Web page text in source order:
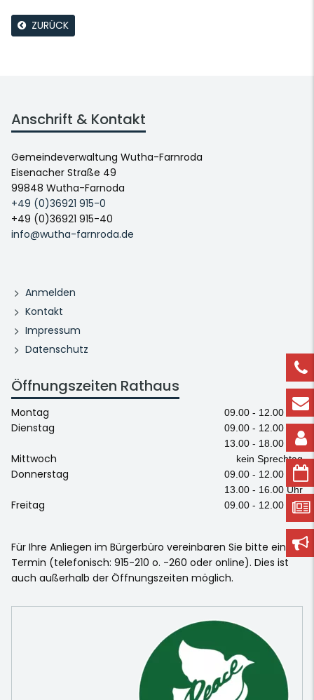
ZURÜCK
Anschrift & Kontakt
Gemeindeverwaltung Wutha-Farnroda
Eisenacher Straße 49
99848 Wutha-Farnoda
+49 (0)36921 915-0
+49 (0)36921 915-40
info@wutha-farnroda.de
Anmelden
Kontakt
Impressum
Datenschutz
Öffnungszeiten Rathaus
Montag 09.00 - 12.00 Uhr
Dienstag
09.00 - 12.00 Uhr
13.00 - 18.00 Uhr
Mittwoch kein Sprechtag
Donnerstag
09.00 - 12.00 Uhr
13.00 - 16.00 Uhr
Freitag 09.00 - 12.00 Uhr
Für Ihre Anliegen im Bürgerbüro vereinbaren Sie bitte einen
Termin (telefonisch: 915-210 o. -260 oder online). Dies ist
auch außerhalb der Öffnungszeiten möglich.